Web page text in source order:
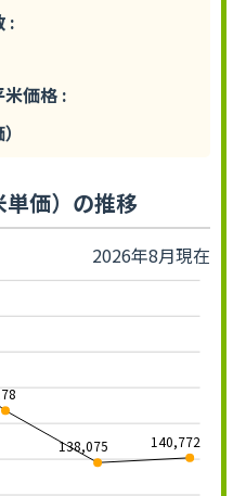
:
価格 :
価）の推移
2026年8月現在
138,075 140,772